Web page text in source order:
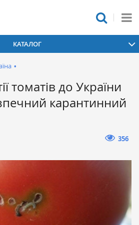
КАТАЛОГ
•
томатів до України
карантинний
356